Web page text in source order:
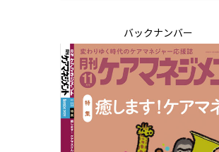
バックナンバー